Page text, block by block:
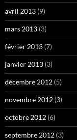
avril 2013 (9)
mars 2013 (3)
février 2013 (7)
janvier 2013 (3)
décembre 2012 (5)
novembre 2012 (3)
octobre 2012 (6)
septembre 2012 (3)